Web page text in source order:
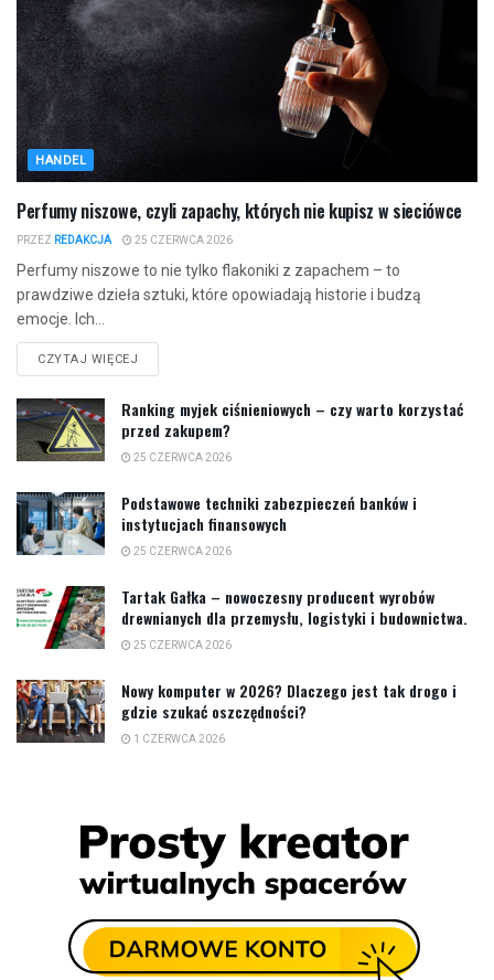
HANDEL
Perfumy niszowe, czyli zapachy, których nie kupisz w sieciówce
PRZEZ REDAKCJA 25 CZERWCA 2026
Perfumy niszowe to nie tylko flakoniki z zapachem – to
prawdziwe dzieła sztuki, które opowiadają historie i budzą
emocje. Ich...
CZYTAJ WIĘCEJ
Ranking myjek ciśnieniowych – czy warto korzystać
przed zakupem?
25 CZERWCA 2026
Podstawowe techniki zabezpieczeń banków i
instytucjach finansowych
25 CZERWCA 2026
Tartak Gałka – nowoczesny producent wyrobów
drewnianych dla przemysłu, logistyki i budownictwa.
25 CZERWCA 2026
Nowy komputer w 2026? Dlaczego jest tak drogo i
gdzie szukać oszczędności?
1 CZERWCA 2026